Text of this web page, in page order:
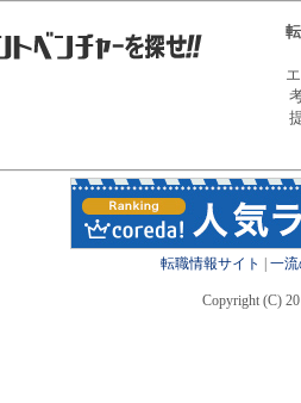
転職情報サイト 一
Copyright (C)